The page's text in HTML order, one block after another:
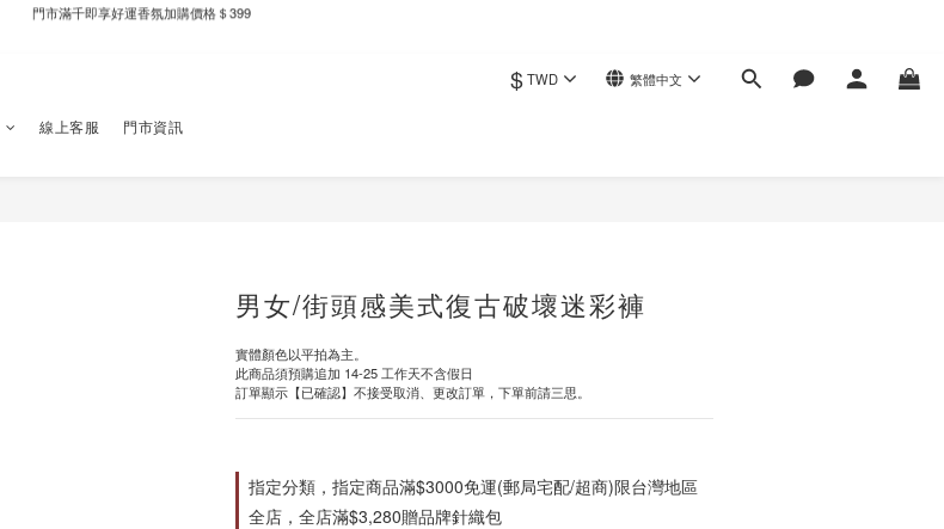
新自製款系列首批限時優惠｜單件95折，任兩件9折
$ TWD 繁體中文
線上客服 門市資訊
男女/街頭感美式復古破壞迷彩褲
實體顏色以平拍為主。
此商品須預購追加 14-25 工作天不含假日
訂單顯示【已確認】不接受取消、更改訂單，下單前請三思。
指定分類，指定商品滿$3000免運(郵局宅配/超商)限台灣地區
全店，全店滿$3,280贈品牌針織包